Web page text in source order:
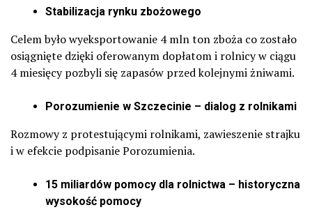
Stabilizacja rynku zbożowego
Celem było wyeksportowanie 4 mln ton zboża co zostało
osiągnięte dzięki oferowanym dopłatom i rolnicy w ciągu
4 miesięcy pozbyli się zapasów przed kolejnymi żniwami.
Porozumienie w Szczecinie – dialog z rolnikami
Rozmowy z protestującymi rolnikami, zawieszenie strajku
i w efekcie podpisanie Porozumienia.
15 miliardów pomocy dla rolnictwa – historyczna
wysokość pomocy